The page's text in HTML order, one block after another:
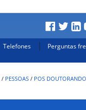
Telefones Perguntas
/ PESSOAS / POS